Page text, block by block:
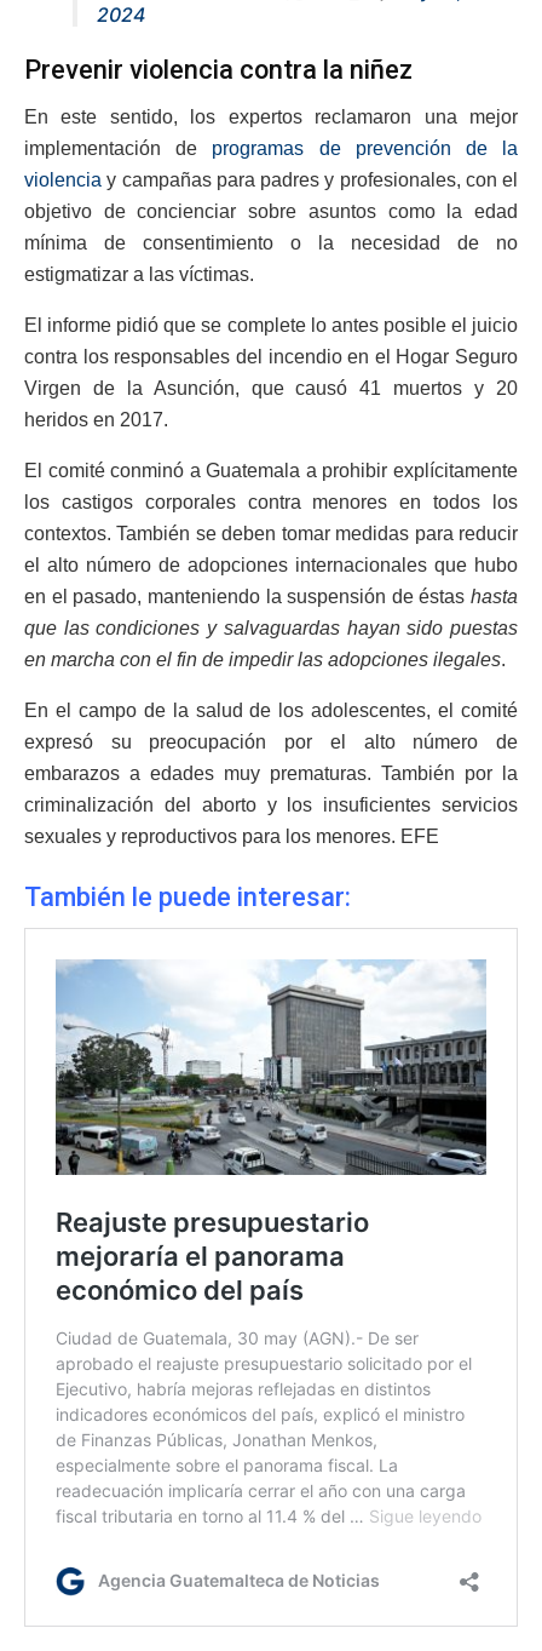
2024
Prevenir violencia contra la niñez
En este sentido, los expertos reclamaron una mejor
implementación de programas de prevención de la
violencia y campañas para padres y profesionales, con el
objetivo de concienciar sobre asuntos como la edad
mínima de consentimiento o la necesidad de no
estigmatizar a las víctimas.
El informe pidió que se complete lo antes posible el juicio
contra los responsables del incendio en el Hogar Seguro
Virgen de la Asunción, que causó 41 muertos y 20
heridos en 2017.
El comité conminó a Guatemala a prohibir explícitamente
los castigos corporales contra menores en todos los
contextos. También se deben tomar medidas para reducir
el alto número de adopciones internacionales que hubo
en el pasado, manteniendo la suspensión de éstas hasta
que las condiciones y salvaguardas hayan sido puestas
en marcha con el fin de impedir las adopciones ilegales.
En el campo de la salud de los adolescentes, el comité
expresó su preocupación por el alto número de
embarazos a edades muy prematuras. También por la
criminalización del aborto y los insuficientes servicios
sexuales y reproductivos para los menores. EFE
También le puede interesar: